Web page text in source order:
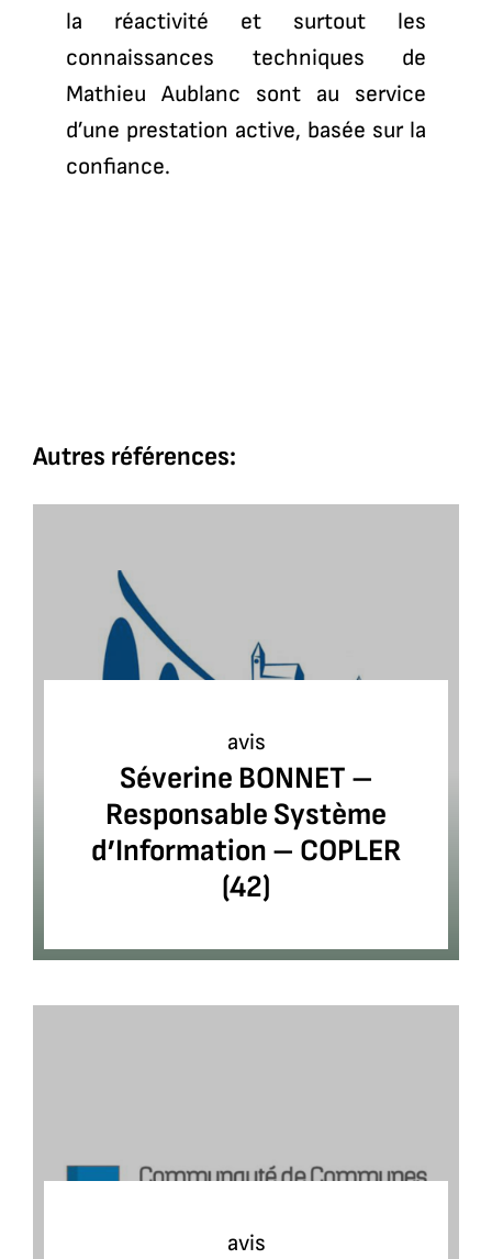
la réactivité et surtout les
connaissances techniques de
Mathieu Aublanc sont au service
d’une prestation active, basée sur la
confiance.
Autres références:
avis
Séverine BONNET –
Responsable Système
d’Information – COPLER
(42)
avis